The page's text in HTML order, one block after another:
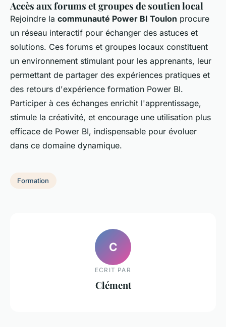
Accès aux forums et groupes de soutien local
Rejoindre la communauté Power BI Toulon procure
un réseau interactif pour échanger des astuces et
solutions. Ces forums et groupes locaux constituent
un environnement stimulant pour les apprenants, leur
permettant de partager des expériences pratiques et
des retours d'expérience formation Power BI.
Participer à ces échanges enrichit l'apprentissage,
stimule la créativité, et encourage une utilisation plus
efficace de Power BI, indispensable pour évoluer
dans ce domaine dynamique.
Formation
C
ECRIT PAR
Clément